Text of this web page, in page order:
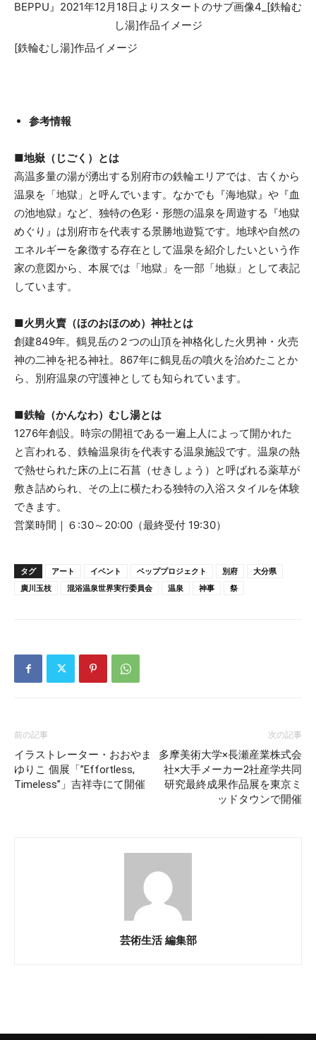
[鉄輪むし湯]作品イメージ
参考情報
■地嶽（じごく）とは
高温多量の湯が湧出する別府市の鉄輪エリアでは、古くから
温泉を「地獄」と呼んでいます。なかでも『海地獄』や『血
の池地獄』など、独特の色彩・形態の温泉を周遊する『地獄
めぐり』は別府市を代表する景勝地遊覧です。地球や自然の
エネルギーを象徴する存在として温泉を紹介したいという作
家の意図から、本展では「地獄」を一部「地嶽」として表記
しています。
■火男火賣（ほのおほのめ）神社とは
創建849年。鶴見岳の２つの山頂を神格化した火男神・火売
神の二神を祀る神社。867年に鶴見岳の噴火を治めたことか
ら、別府温泉の守護神としても知られています。
■鉄輪（かんなわ）むし湯とは
1276年創設。時宗の開祖である一遍上人によって開かれた
と言われる、鉄輪温泉街を代表する温泉施設です。温泉の熱
で熱せられた床の上に石菖（せきしょう）と呼ばれる薬草が
敷き詰められ、その上に横たわる独特の入浴スタイルを体験
できます。
営業時間｜６:30～20:00（最終受付 19:30）
タグ アート イベント ベッププロジェクト 別府
大分県
廣川玉枝
混浴温泉世界実行委員会 温泉 神事 祭
前の記事
イラストレーター・おおやま
ゆりこ 個展「”Effortless,
Timeless”」吉祥寺にて開催
次の記事
多摩美術大学×長瀬産業株式会
社×大手メーカー2社産学共同
研究最終成果作品展を東京ミ
ッドタウンで開催
芸術生活 編集部